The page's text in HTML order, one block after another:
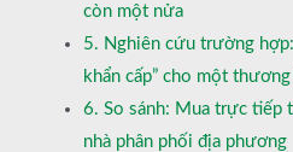
còn một nửa
5. Nghiên cứu trường
khẩn cấp” cho một
6. So sánh: Mua trực tiếp
nhà phân phối địa phương